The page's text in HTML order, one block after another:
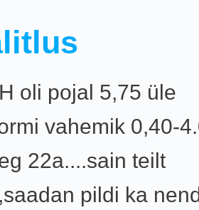
oli pojal 5,75 üle
vahemik 0,40-
22a....sain teilt
pildi ka